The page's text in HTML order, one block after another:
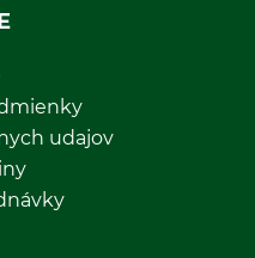
udajov